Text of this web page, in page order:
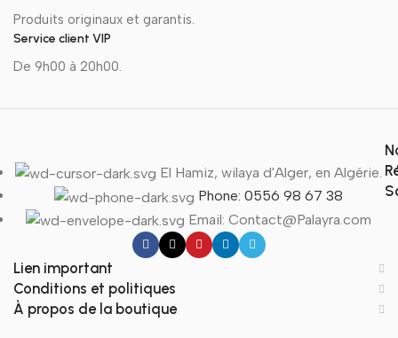
Produits originaux et garantis.
Service client VIP
De 9h00 à 20h00.
El Hamiz, wilaya d'Alger, en Algérie.
Phone: 0556 98 67 38
Email: Contact@Palayra.com
Lien important
Conditions et politiques
À propos de la boutique